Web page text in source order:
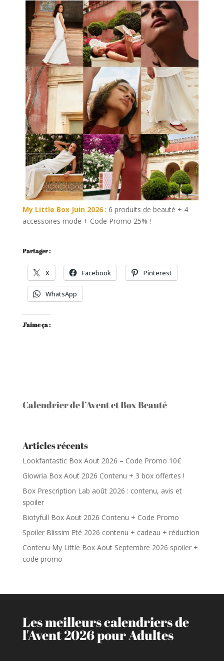
My Little Box Juin 2026: 6 produits de beauté + 4
accessoires mode + Code Promo 25% !
Partager :
X Facebook Pinterest
WhatsApp
J’aime ça :
Calendrier de l’Avent et Box Beauté
Articles récents
Lookfantastic Box Aout 2026 – Code Promo 10€
Glowria Box Aout 2026 Contenu + 3 box offertes !
Box Prescription Lab août 2026 : contenu, avis et
spoiler
Biotyfull Box Aout 2026 Contenu + Code Promo
Spoiler Blissim Eté 2026 contenu + cadeau + réduction
Contenu My Little Box Aout Septembre 2026 spoiler +
code promo
Les meilleurs calendriers de
l'Avent 2026 pour Adultes